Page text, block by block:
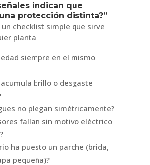
indican que
protección distinta?”
checklist simple que sirve
planta:
siempre en el mismo
acumula brillo o desgaste
no plegan simétricamente?
fallan sin motivo eléctrico
ha puesto un parche (brida,
pequeña)?